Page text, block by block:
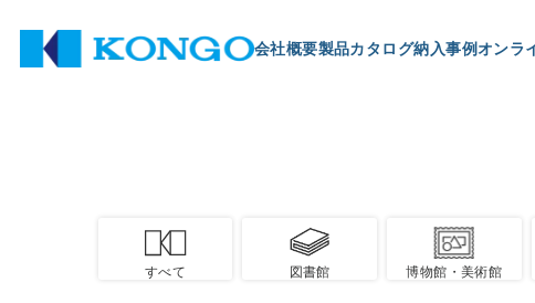
会社概要製品カタログ納入事例オンラ
すべて 図書館 博物館・美術館